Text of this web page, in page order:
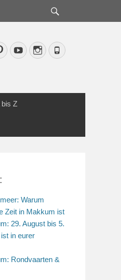
PinterestYouTubeInstagram
Phone
bis Z
Warum
Zeit in Makkum ist
29. August bis 5.
in eurer
Rondvaarten &